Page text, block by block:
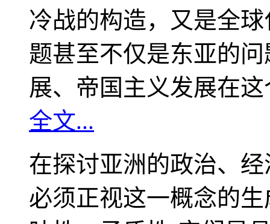
冷战的构造，又是全
题甚至不仅是东亚的
展、帝国主义发展在
全文...
在探讨亚洲的政治、
必须正视这一概念的